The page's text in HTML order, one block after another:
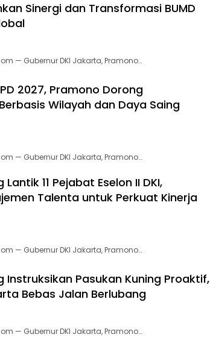
Sinergi dan Transformasi BUMD
— Gubernur DKI Jakarta, Pramono…
2027, Pramono Dorong
Wilayah dan Daya Saing
— Gubernur DKI Jakarta, Pramono…
11 Pejabat Eselon II DKI,
Talenta untuk Perkuat Kinerja
— Gubernur DKI Jakarta, Pramono…
Instruksikan Pasukan Kuning Proaktif,
Bebas Jalan Berlubang
— Gubernur DKI Jakarta, Pramono…